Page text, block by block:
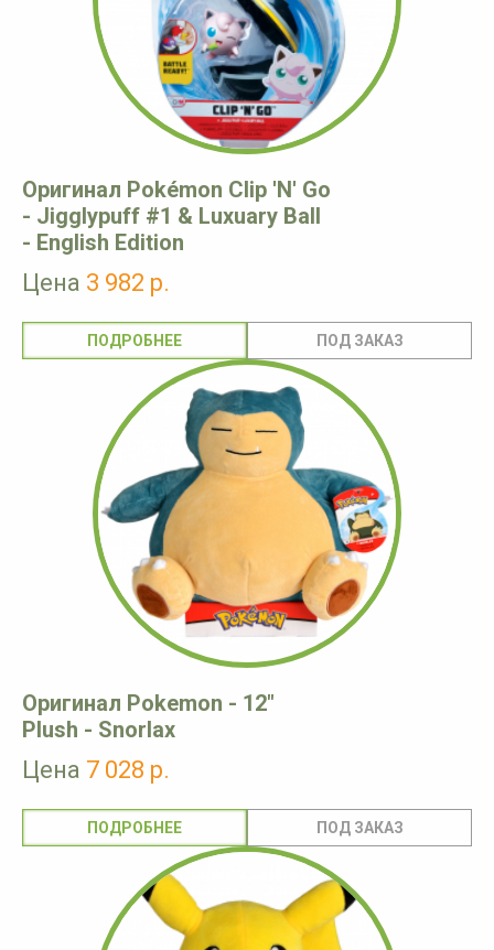
Оригинал Pokémon Clip 'N' Go
- Jigglypuff #1 & Luxuary Ball
- English Edition
Цена 3 982 р.
ПОДРОБНЕЕ
Оригинал Pokemon - 12"
Plush - Snorlax
Цена 7 028 р.
ПОДРОБНЕЕ